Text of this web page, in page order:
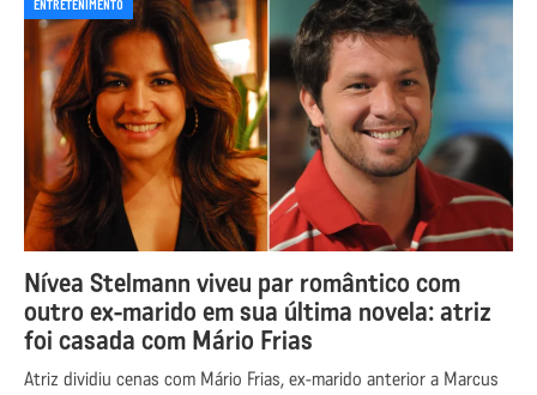
ENTRETENIMENTO
Nívea Stelmann viveu par romântico com
outro ex-marido em sua última novela: atriz
foi casada com Mário Frias
Atriz dividiu cenas com Mário Frias, ex-marido anterior a Marcus